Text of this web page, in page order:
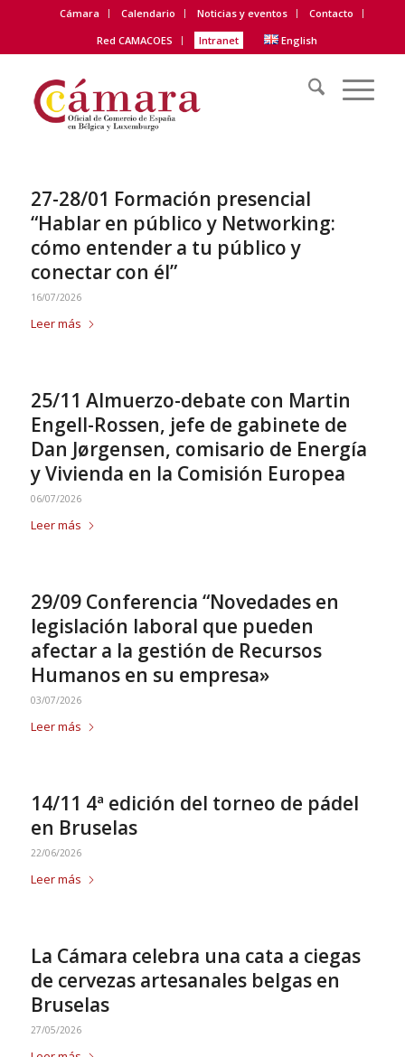
Cámara Calendario Noticias y eventos
Contacto
Red CAMACOES
Intranet English
27-28/01 Formación presencial
“Hablar en público y Networking:
cómo entender a tu público y
conectar con él”
16/07/2026
Leer más
25/11 Almuerzo-debate con Martin
Engell-Rossen, jefe de gabinete de
Dan Jørgensen, comisario de Energía
y Vivienda en la Comisión Europea
06/07/2026
Leer más
29/09 Conferencia “Novedades en
legislación laboral que pueden
afectar a la gestión de Recursos
Humanos en su empresa»
03/07/2026
Leer más
14/11 4ª edición del torneo de pádel
en Bruselas
22/06/2026
Leer más
La Cámara celebra una cata a ciegas
de cervezas artesanales belgas en
Bruselas
27/05/2026